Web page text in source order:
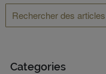
Rechercher
Categories